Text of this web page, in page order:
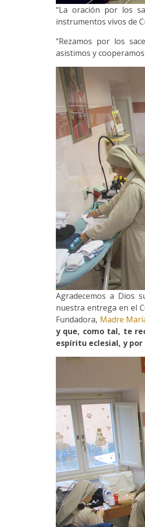
“La oración por los
instrumentos vivos de
“Rezamos por los
asistimos y
Agradecemos a Dios
nuestra entrega en el
Fundadora, Madre
y que, como tal, te
espíritu eclesial, y